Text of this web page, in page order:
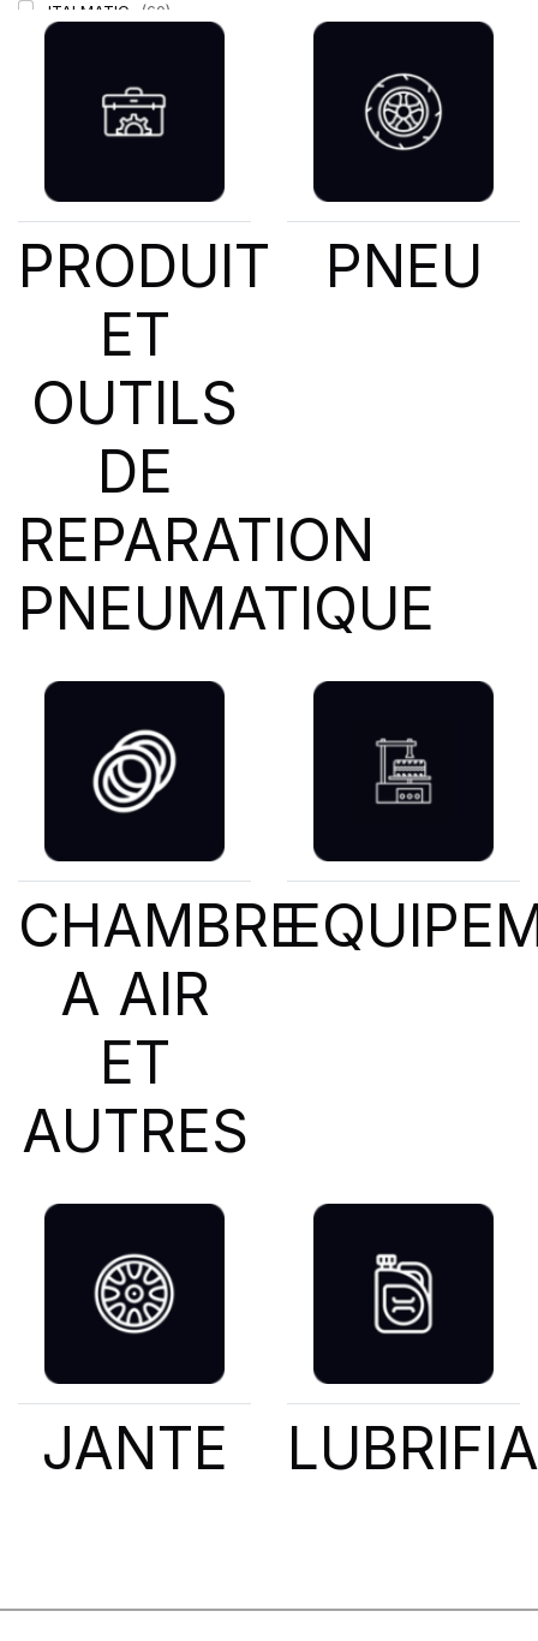
ITALMATIC
(60)
LING LONG (152)
MICHELIN (345)
Mondolfo ferro (31)
PROMETEON
(18)
(23)
STICA
PRODUIT
ET
OUTILS
DE
REPARATION
PNEUMATIQUE
PNEU
CHAMBRE
A AIR
ET
AUTRES
JANTE